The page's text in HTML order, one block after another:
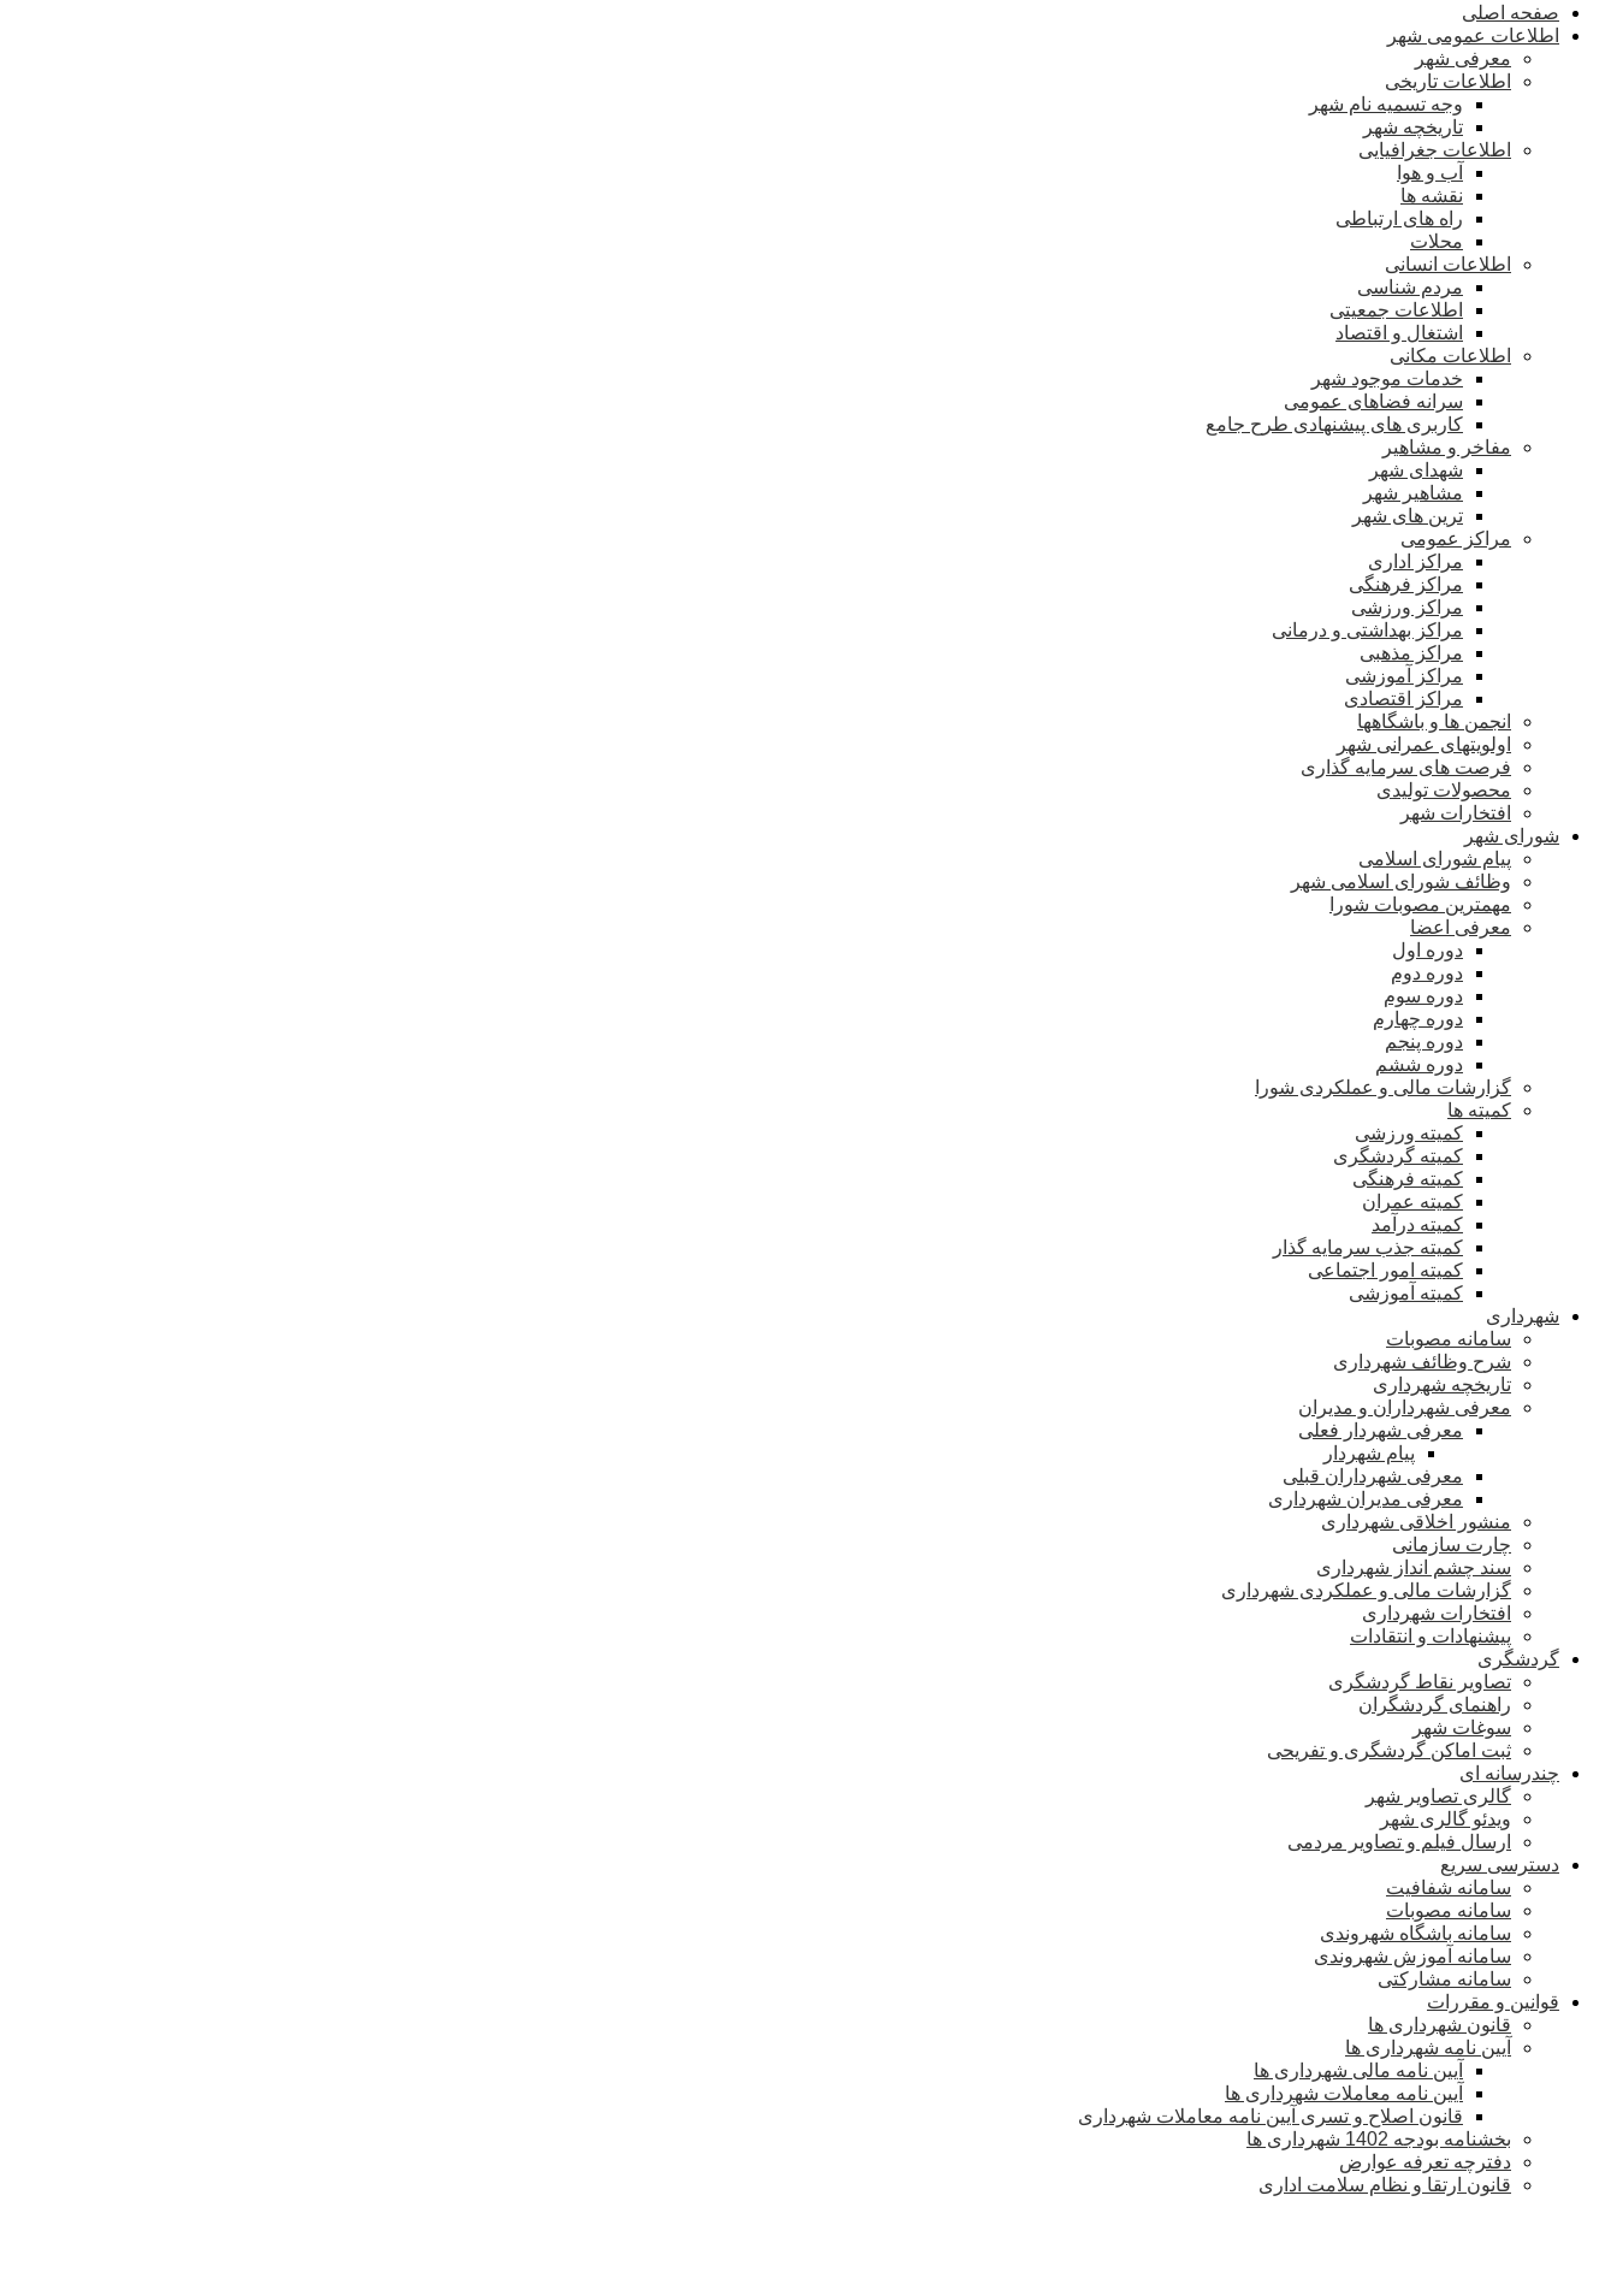
صفحه اصلی
اطلاعات عمومی شهر
معرفی شهر
اطلاعات تاریخی
وجه تسمیه نام شهر
تاریخچه شهر
اطلاعات جغرافیایی
آب و هوا
نقشه ها
راه های ارتباطی
محلات
اطلاعات انسانی
مردم شناسی
اطلاعات جمعیتی
اشتغال و اقتصاد
اطلاعات مکانی
خدمات موجود شهر
سرانه فضاهای عمومی
کاربری های پیشنهادی طرح جامع
مفاخر و مشاهیر
شهدای شهر
مشاهیر شهر
ترین های شهر
مراکز عمومی
مراکز اداری
مراکز فرهنگی
مراکز ورزشی
مراکز بهداشتی و درمانی
مراکز مذهبی
مراکز آموزشی
مراکز اقتصادی
انجمن ها و باشگاهها
اولویتهای عمرانی شهر
فرصت های سرمایه گذاری
محصولات تولیدی
افتخارات شهر
شورای شهر
پیام شورای اسلامی
وظائف شورای اسلامی شهر
مهمترین مصوبات شورا
معرفی اعضا
دوره اول
دوره دوم
دوره سوم
دوره چهارم
دوره پنجم
دوره ششم
گزارشات مالی و عملکردی شورا
کمیته ها
کمیته ورزشی
کمیته گردشگری
کمیته فرهنگی
کمیته عمران
کمیته درآمد
کمیته جذب سرمایه گذار
کمیته امور اجتماعی
کمیته آموزشی
شهرداری
سامانه مصوبات
شرح وظائف شهرداری
تاریخچه شهرداری
معرفی شهرداران و مدیران
معرفی شهردار فعلی
پیام شهردار
معرفی شهرداران قبلی
معرفی مدیران شهرداری
منشور اخلاقی شهرداری
چارت سازمانی
سند چشم انداز شهرداری
گزارشات مالی و عملکردی شهرداری
افتخارات شهرداری
پیشنهادات و انتقادات
گردشگری
تصاویر نقاط گردشگری
راهنمای گردشگران
سوغات شهر
ثبت اماکن گردشگری و تفریحی
چندرسانه ای
گالری تصاویر شهر
ویدئو گالری شهر
ارسال فیلم و تصاویر مردمی
دسترسی سریع
سامانه شفافیت
سامانه مصوبات
سامانه باشگاه شهروندی
سامانه آموزش شهروندی
سامانه مشارکتی
قوانین و مقررات
قانون شهرداری ها
آیین نامه شهرداری ها
آیین نامه مالی شهرداری ها
آیین نامه معاملات شهرداری ها
قانون اصلاح و تسری آیین نامه معاملات شهرداری
بخشنامه بودجه 1402 شهرداری ها
دفترچه تعرفه عوارض
قانون ارتقا و نظام سلامت اداری